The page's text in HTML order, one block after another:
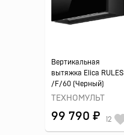
Вертикальная
вытяжка Elica RULES
/F/60 (Черный)
ТЕХНОМУЛЬТ
99 790 ₽ 12